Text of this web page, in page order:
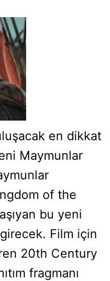
en dikkat
Maymunlar
of the
bu yeni
Film için
20th Century
fragmanı